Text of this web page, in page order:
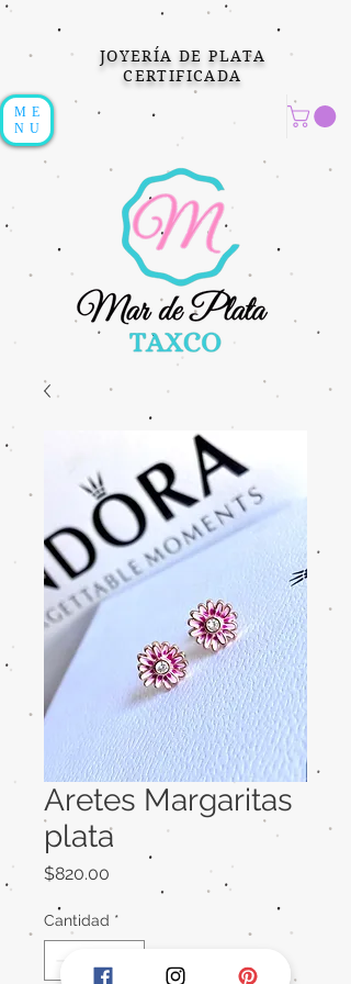
JOYERÍA DE PLATA
CERTIFICADA
ME
NU
Aretes Margaritas
plata
$820.00
Cantidad *